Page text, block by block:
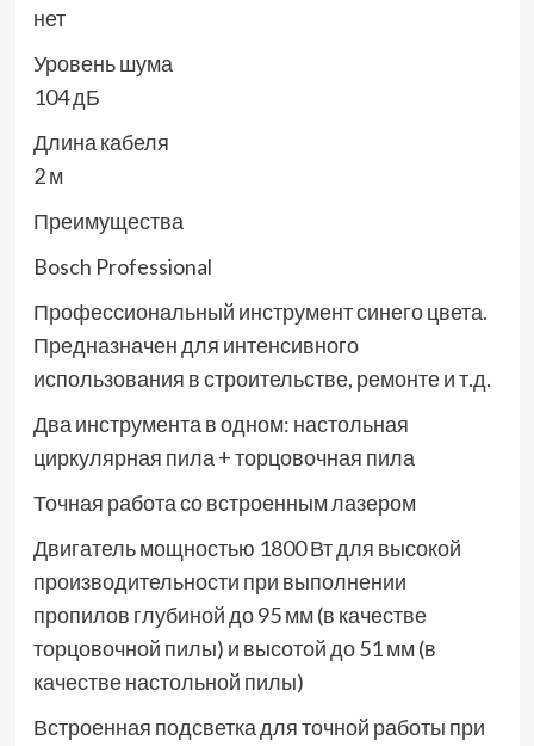
нет
Уровень шума
104 дБ
Длина кабеля
2 м
Преимущества
Bosch Professional
Профессиональный инструмент синего цвета.
Предназначен для интенсивного
использования в строительстве, ремонте и т.д.
Два инструмента в одном: настольная
циркулярная пила + торцовочная пила
Точная работа со встроенным лазером
Двигатель мощностью 1800 Вт для высокой
производительности при выполнении
пропилов глубиной до 95 мм (в качестве
торцовочной пилы) и высотой до 51 мм (в
качестве настольной пилы)
Встроенная подсветка для точной работы при